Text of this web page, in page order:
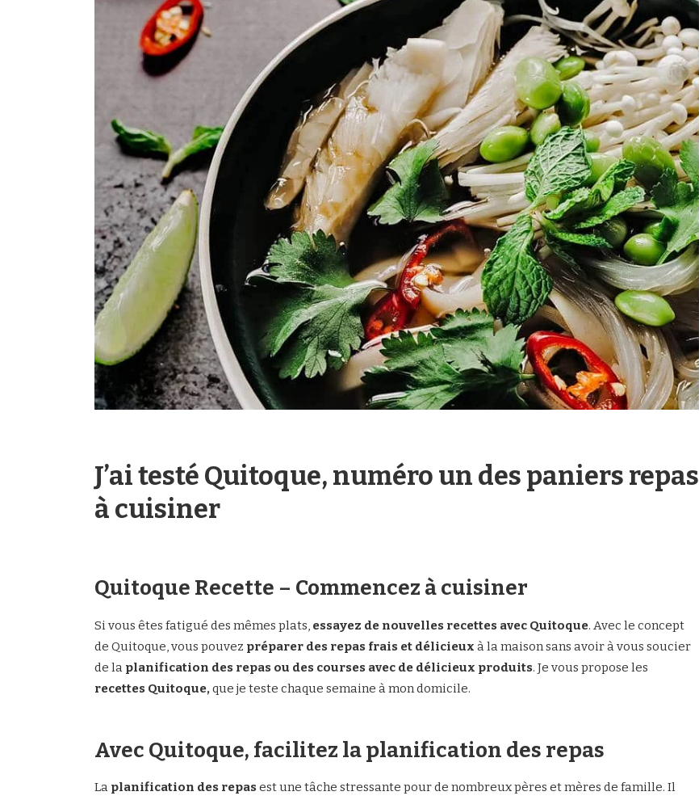
J’ai testé Quitoque, numéro un des paniers repas
à cuisiner
Quitoque Recette – Commencez à cuisiner
Si vous êtes fatigué des mêmes plats, essayez de nouvelles recettes avec Quitoque. Avec le concept
de Quitoque, vous pouvez préparer des repas frais et délicieux à la maison sans avoir à vous soucier
de la planification des repas ou des courses avec de délicieux produits. Je vous propose les
recettes Quitoque,que je teste chaque semaine à mon domicile.
Avec Quitoque, facilitez la planification des repas
La planification des repasest une tâche stressante pour de nombreux pères et mères de famille. Il